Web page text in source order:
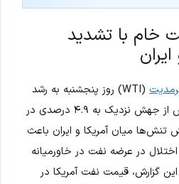
خام با تشدید
(WTI) روز پنجشنبه به رشد
خود ادامه داد؛ رشدی که پس از جهش نزدیک به ۴.۹ درصدی در
تنش‌ها میان آمریکا و ایران باعث
اختلال در عرضه نفت در خاورمیانه
گزارش، قیمت نفت آمریکا در